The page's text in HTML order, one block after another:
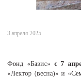
3 апреля 2025
Фонд «Базис» с 7
«Лектор (весна)» и